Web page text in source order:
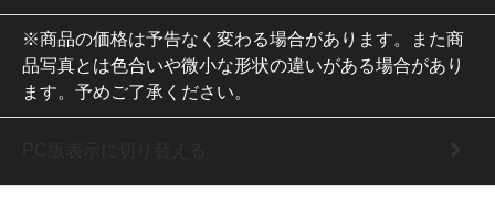
※商品の価格は予告なく変わる場合があります。また商
品写真とは色合いや微小な形状の違いがある場合があり
ます。予めご了承ください。